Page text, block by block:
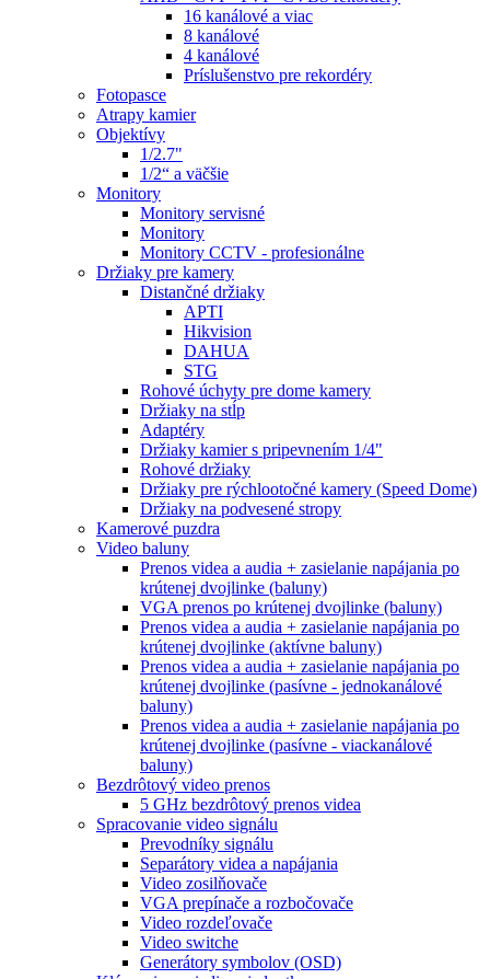
16 kanálové a viac
8 kanálové
4 kanálové
Príslušenstvo pre rekordéry
Fotopasce
Atrapy kamier
Objektívy
1/2.7"
1/2“ a väčšie
Monitory
Monitory servisné
Monitory
Monitory CCTV - profesionálne
Držiaky pre kamery
Distančné držiaky
APTI
Hikvision
DAHUA
STG
Rohové úchyty pre dome kamery
Držiaky na stĺp
Adaptéry
Držiaky kamier s pripevnením 1/4"
Rohové držiaky
Držiaky pre rýchlootočné kamery (Speed Dome)
Držiaky na podvesené stropy
Kamerové puzdra
Video baluny
Prenos videa a audia + zasielanie napájania po
krútenej dvojlinke (baluny)
VGA prenos po krútenej dvojlinke (baluny)
Prenos videa a audia + zasielanie napájania po
krútenej dvojlinke (aktívne baluny)
Prenos videa a audia + zasielanie napájania po
krútenej dvojlinke (pasívne - jednokanálové
baluny)
Prenos videa a audia + zasielanie napájania po
krútenej dvojlinke (pasívne - viackanálové
baluny)
Bezdrôtový video prenos
5 GHz bezdrôtový prenos videa
Spracovanie video signálu
Prevodníky signálu
Separátory videa a napájania
Video zosilňovače
VGA prepínače a rozbočovače
Video rozdeľovače
Video switche
Generátory symbolov (OSD)